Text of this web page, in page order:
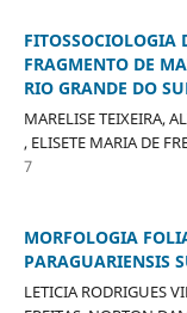
FITOSSOCIOLOGIA
FRAGMENTO DE
RIO GRANDE DO
MARELISE TEIXEIRA,
, ELISETE MARIA DE
7
MORFOLOGIA
PARAGUARIENSIS
LETICIA RODRIGUES